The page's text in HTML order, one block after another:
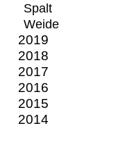
Spalt
Weide
2019
2018
2017
2016
2015
2014